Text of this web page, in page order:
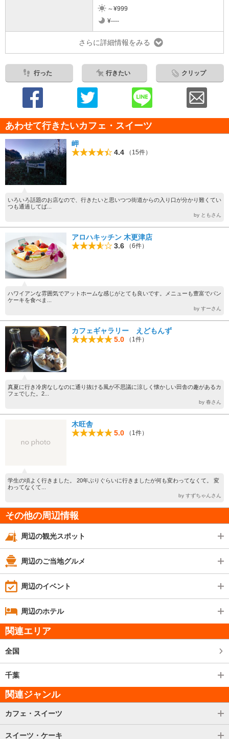
～¥999
¥----
さらに詳細情報をみる
行った 行きたい クリップ
あわせて行きたいカフェ・スイーツ
岬
4.4
（15件）
いろいろ話題のお店なので、行きたいと思いつつ街道からの入り口が分かり難くてい
つも通過してば...
by ともさん
アロハキッチン 木更津店
3.6
（6件）
ハワイアンな雰囲気でアットホームな感じがとても良いです。メニューも豊富でパン
ケーキを食べま...
by すーさん
カフェギャラリー えどもんず
5.0
（1件）
真夏に行き冷房なしなのに通り抜ける風が不思議に涼しく懐かしい田舎の趣があるカ
フェでした。2...
by 春さん
木旺舎
5.0
（1件）
学生の頃よく行きました。 20年ぶりぐらいに行きましたが何も変わってなくて。 変
わってなくて...
by すずちゃんさん
その他の周辺情報
周辺の観光スポット
周辺のご当地グルメ
周辺のイベント
周辺のホテル
関連エリア
全国
千葉
関連ジャンル
カフェ・スイーツ
スイーツ・ケーキ